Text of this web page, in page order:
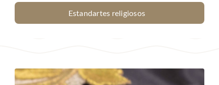
Estandartes religiosos